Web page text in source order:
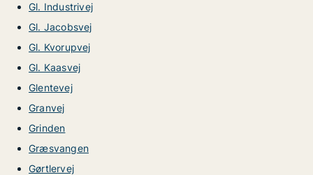
Gl. Industrivej
Gl. Jacobsvej
Gl. Kvorupvej
Gl. Kaasvej
Glentevej
Granvej
Grinden
Græsvangen
Gørtlervej